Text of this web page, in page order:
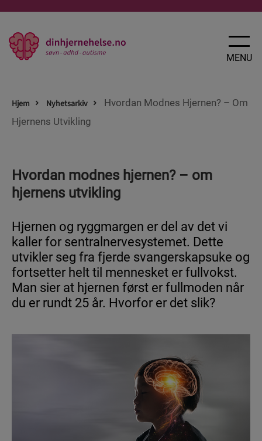
MENU
X
LUKK
Nyheter
Slik takler du søvnproblemer
3 tips for bedre søvn
Søvnens betydning for din hjernehelse
Rutiner er digg for søvnen
Hjem Nyhetsarkiv
Hvordan Modnes Hjernen? – Om
Hjernens Utvikling
Hvordan modnes hjernen? – om
hjernens utvikling
Hjernen og ryggmargen er del av det vi
kaller for sentralnervesystemet. Dette
utvikler seg fra fjerde svangerskapsuke og
fortsetter helt til mennesket er fullvokst.
Man sier at hjernen først er fullmoden når
du er rundt 25 år. Hvorfor er det slik?